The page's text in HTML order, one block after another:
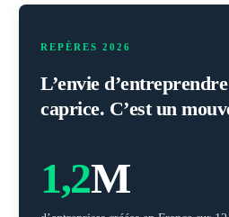
REPÈRES 2026
L’envie
caprice. C’est un
1,2M